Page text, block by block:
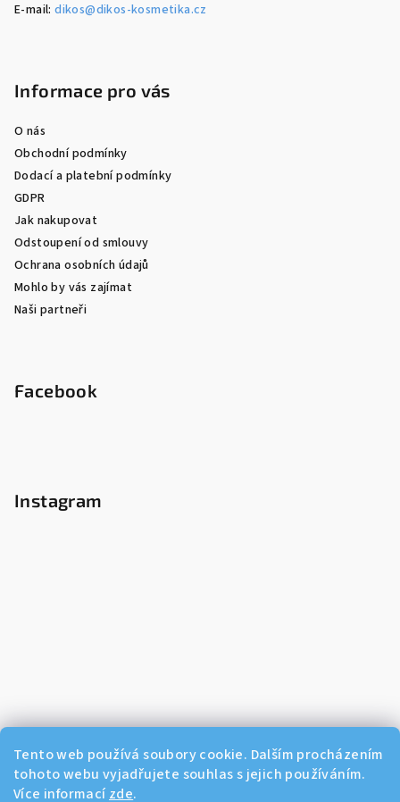
Tento web používá soubory cookie. Dalším procházením
tohoto webu vyjadřujete souhlas s jejich používáním.
Více informací zde.
E-mail:dikos@dikos-kosmetika.cz
Informace pro vás
O nás
Obchodní podmínky
Dodací a platební podmínky
GDPR
Jak nakupovat
Odstoupení od smlouvy
Ochrana osobních údajů
Mohlo by vás zajímat
Naši partneři
Facebook
Instagram